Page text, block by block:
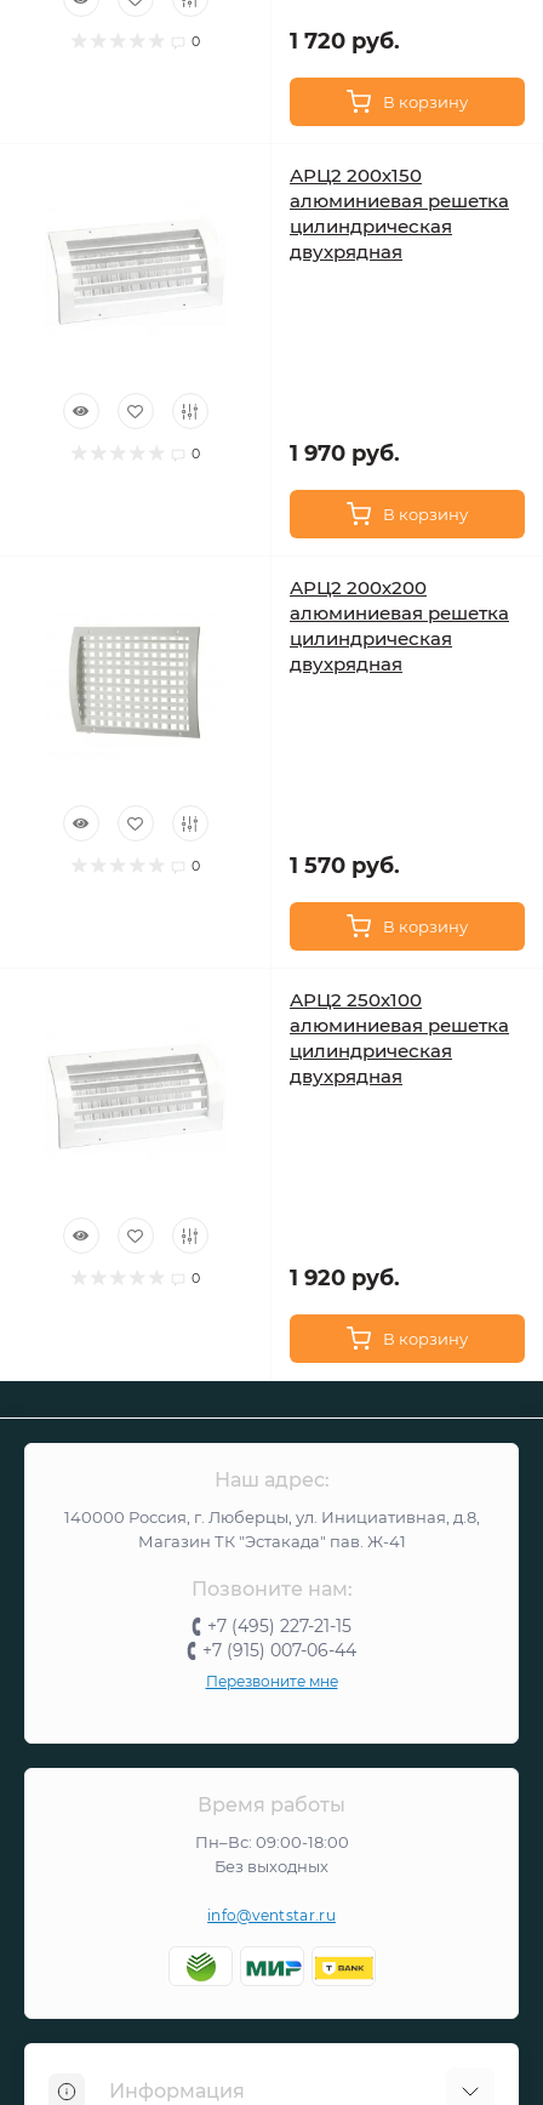
0 1 720 руб.
В корзину
0
АРЦ2 200х150
алюминиевая решетка
цилиндрическая
двухрядная
1 970 руб.
В корзину
0
АРЦ2 200х200
алюминиевая решетка
цилиндрическая
двухрядная
1 570 руб.
В корзину
0
АРЦ2 250х100
алюминиевая решетка
цилиндрическая
двухрядная
1 920 руб.
В корзину
Наш адрес:
140000 Россия, г. Люберцы, ул. Инициативная, д.8,
Магазин ТК "Эстакада" пав. Ж-41
Позвоните нам:
+7 (495) 227-21-15
+7 (915) 007-06-44
Перезвоните мне
Время работы
Пн–Вс: 09:00-18:00
Без выходных
info@ventstar.ru
Информация